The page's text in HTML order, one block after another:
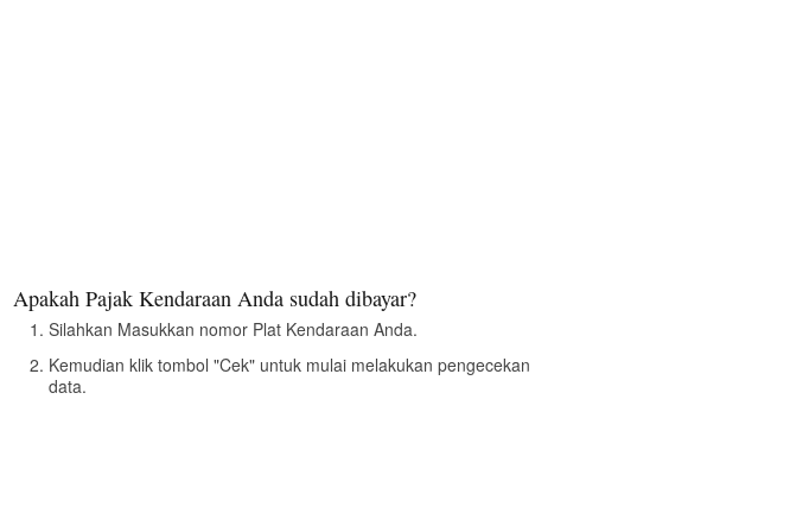
Apakah Pajak Kendaraan Anda sudah dibayar?
Silahkan Masukkan nomor Plat Kendaraan Anda.
Kemudian klik tombol "Cek" untuk mulai melakukan pengecekan
data.